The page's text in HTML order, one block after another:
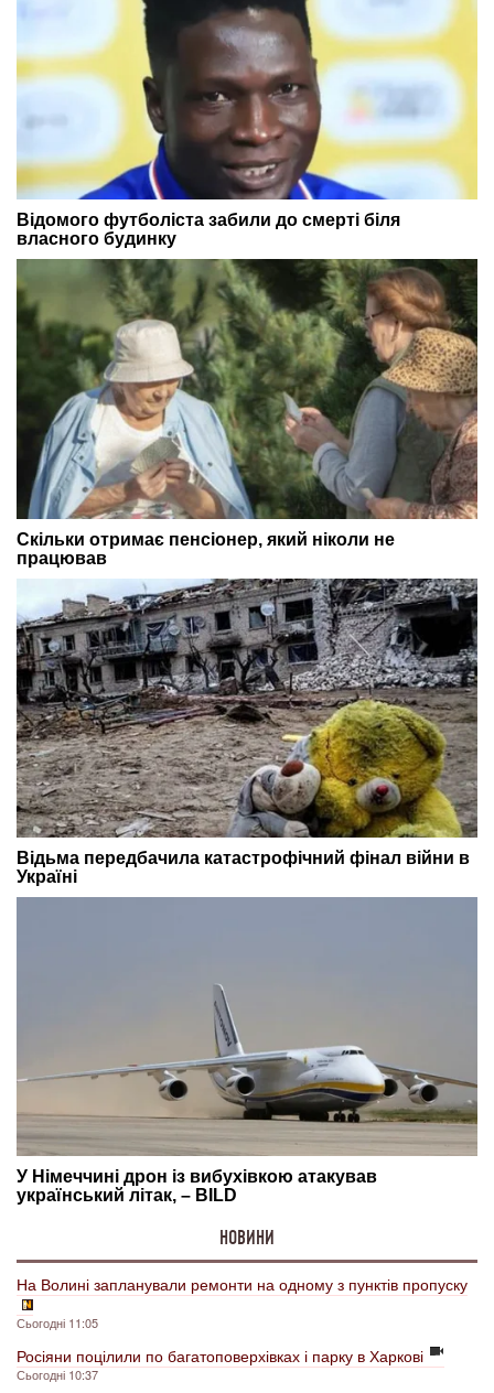
НОВИНИ
На Волині запланували ремонти на одному з пунктів пропуску
Сьогодні 11:05
Росіяни поцілили по багатоповерхівках і парку в Харкові
Сьогодні 10:37